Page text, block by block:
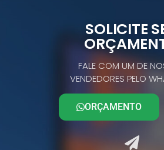
SOLICITE
FALE COM UM DE
VENDEDORES PELO
ORÇAMENTO